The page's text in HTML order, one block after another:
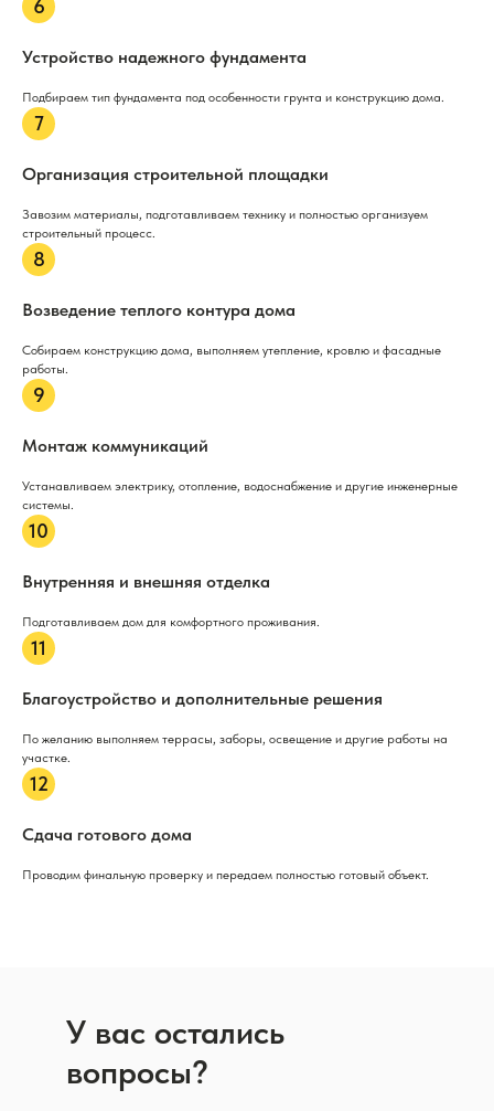
Устройство надежного фундамента
Подбираем тип фундамента под особенности грунта и конструкцию дома.
Организация строительной площадки
Завозим материалы, подготавливаем технику и полностью организуем
строительный процесс.
Возведение теплого контура дома
Собираем конструкцию дома, выполняем утепление, кровлю и фасадные
работы.
Монтаж коммуникаций
Устанавливаем электрику, отопление, водоснабжение и другие инженерные
системы.
Внутренняя и внешняя отделка
Подготавливаем дом для комфортного проживания.
Благоустройство и дополнительные решения
По желанию выполняем террасы, заборы, освещение и другие работы на
участке.
Сдача готового дома
Проводим финальную проверку и передаем полностью готовый объект.
У вас остались
вопросы?